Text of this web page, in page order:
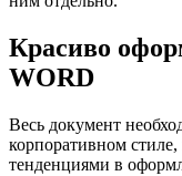
Красиво
WORD
Весь документ
корпоративном
тенденциями в